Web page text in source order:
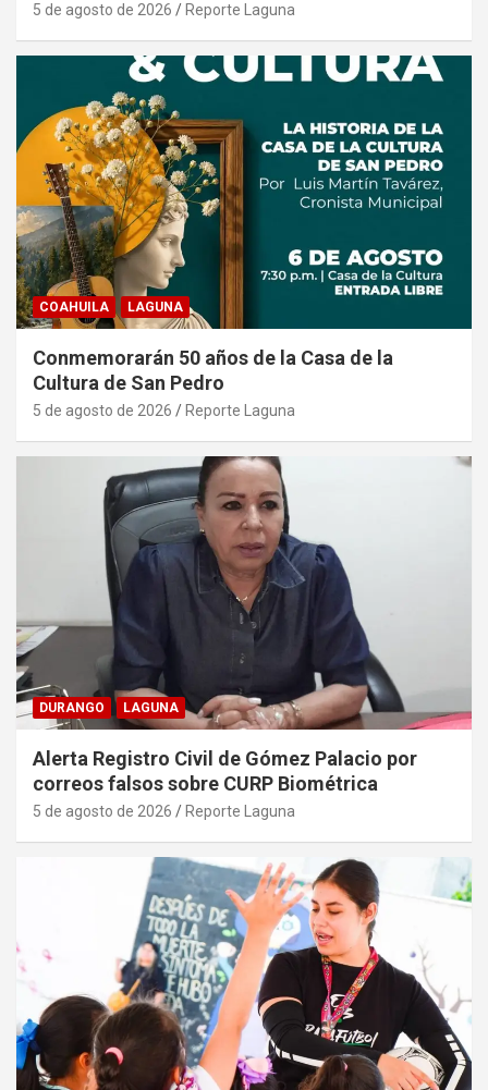
5 de agosto de 2026 Reporte Laguna
COAHUILA LAGUNA
Conmemorarán 50 años de la Casa de la
Cultura de San Pedro
5 de agosto de 2026 Reporte Laguna
DURANGO LAGUNA
Alerta Registro Civil de Gómez Palacio por
correos falsos sobre CURP Biométrica
5 de agosto de 2026 Reporte Laguna